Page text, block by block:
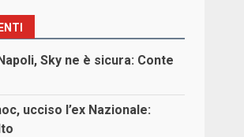
Sky ne è sicura: Conte
ucciso l’ex Nazionale: